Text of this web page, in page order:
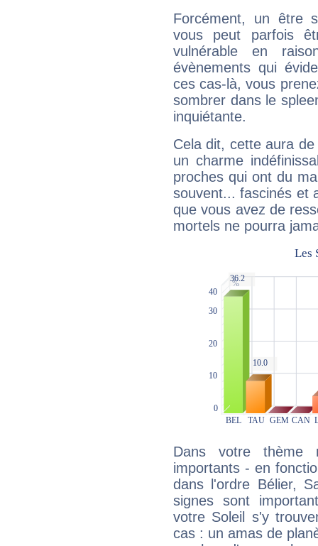
Forcément, un être
vous peut parfois
vulnérable en
évènements qui
ces cas-là, vous
sombrer dans le
inquiétante.
Cela dit, cette aura
un charme
proches qui ont du
souvent... fascinés et
que vous avez de
mortels ne pourra
Dans votre thème
importants - en
dans l'ordre Bélier,
signes sont
votre Soleil s'y
cas : un amas de